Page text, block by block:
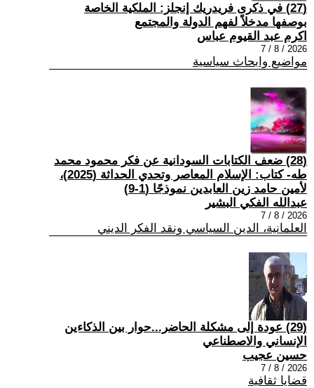
(27) في ذكرى فريدريك إنجلز: الملكية الخاصة
بوصفها مدخلاً لفهم الدولة والمجتمع
اكرم عبد القيوم عباس
2026 / 8 / 7
مواضيع وابحاث سياسية
(28) ضعف الكتابات السودانية عن فكر محمود محمد
طه- كتاب: الإسلام المعاصر وتحدي الحداثة (2025)،
لأمين حامد زين العابدين نموذجًا (1-9)
عبدالله الفكي البشير
2026 / 8 / 7
العلمانية، الدين السياسي ونقد الفكر الديني
(29) عودة إلى مشكلة الحاضر...حوار بين الذكاءين
الإنساني والاصطناعي
حسين عجيب
2026 / 8 / 7
قضايا ثقافية